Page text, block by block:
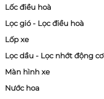
Lốc điều hoà
Lọc gió - Lọc điều hoà
Lốp xe
Lọc dầu - Lọc nhớt động cơ
Màn hình xe
Nước hoa